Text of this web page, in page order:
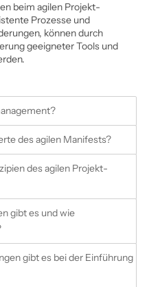
beim agilen Projekt­
Prozesse und
können durch
geeigneter Tools und
des agilen Manifests?
des agilen Projekt­
gibt es und wie
gibt es bei der Ein­führung